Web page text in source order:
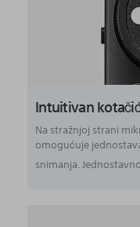
Intuitivan
Na stražnjoj strani
omogućuje
snimanja.